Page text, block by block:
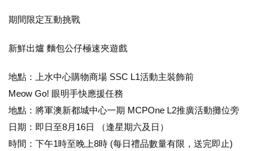
期間限定互動挑戰
新鮮出爐 麵包公仔極速夾遊戲
地點：上水中心購物商場 SSC L1活動主裝飾前
Meow Go! 眼明手快應援任務
地點：將軍澳新都城中心一期 MCPOne L2推廣活動攤位旁
日期：即日至8月16日 （逢星期六及日）
時間：下午1時至晚上8時 (每日禮品數量有限，送完即止)